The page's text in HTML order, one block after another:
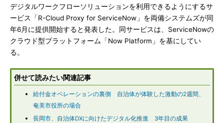
デジタルワークフローソリューションを利用できるようにするサ
ービス「R-Cloud Proxy for ServiceNow」を両備システムズが同
年6月に提供開始すると発表した。同サービスは、ServiceNowの
クラウド型プラットフォーム「Now Platform」を基にしてい
る。
併せて読みたい関連記事
給付金オペレーションの裏側 自治体が体験した激動の2週間、
奄美市役所の場合
長岡市、自治体DXに向けたデジタル化推進 3年目の成果